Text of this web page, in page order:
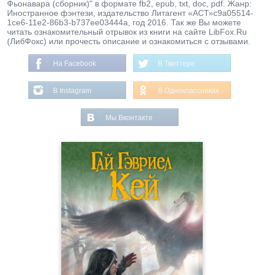
Фьонавара (сборник)" в формате fb2, epub, txt, doc, pdf. Жанр:
Иностранное фэнтези, издательство Литагент «АСТ»c9a05514-
1ce6-11e2-86b3-b737ee03444a, год 2016. Так же Вы можете
читать ознакомительный отрывок из книги на сайте LibFox.Ru
(ЛибФокс) или прочесть описание и ознакомиться с отзывами.
На Facebook В Твиттере
В Instagram В Одноклассниках
Мы Вконтакте